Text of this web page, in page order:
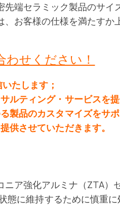
端セラミック製品のサイ
、お客様の仕様を満たす
わせください！
たします；
ルティング・サービスを
製品のカスタマイズをサポ
供させていただきます。
ア強化アルミナ（ZTA）
態に維持するために慎重に